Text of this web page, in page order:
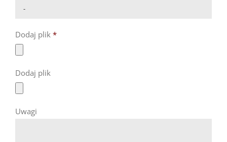
Dodaj plik *
Dodaj plik
Uwagi